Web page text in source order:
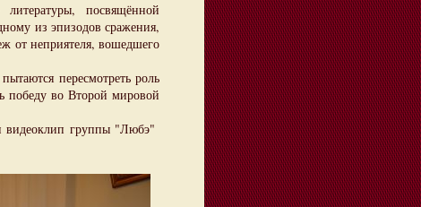
посвящённой
из эпизодов сражения,
от неприятеля, вошедшего
пересмотреть роль
победу во Второй мировой
видеоклип группы "Любэ"